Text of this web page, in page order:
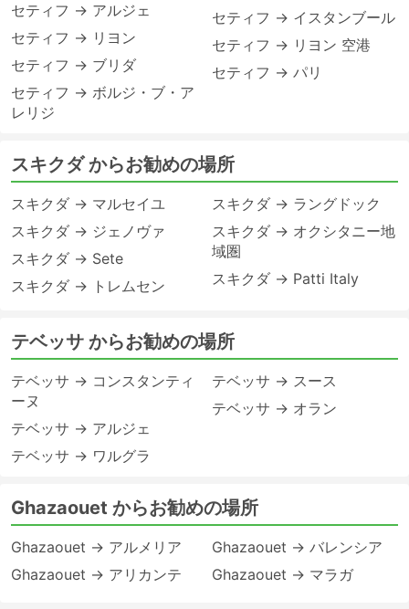
セティフ → アルジェ
セティフ → リヨン
セティフ → ブリダ
セティフ → ボルジ・ブ・ア
レリジ
セティフ → イスタンブール
セティフ → リヨン 空港
セティフ → パリ
スキクダ からお勧めの場所
スキクダ → マルセイユ
スキクダ → ジェノヴァ
スキクダ → Sete
スキクダ → トレムセン
スキクダ → ラングドック
スキクダ → オクシタニー地
域圏
スキクダ → Patti Italy
テベッサ からお勧めの場所
テベッサ → コンスタンティ
ーヌ
テベッサ → アルジェ
テベッサ → ワルグラ
テベッサ → スース
テベッサ → オラン
Ghazaouet からお勧めの場所
Ghazaouet → アルメリア
Ghazaouet → アリカンテ
Ghazaouet → バレンシア
Ghazaouet → マラガ